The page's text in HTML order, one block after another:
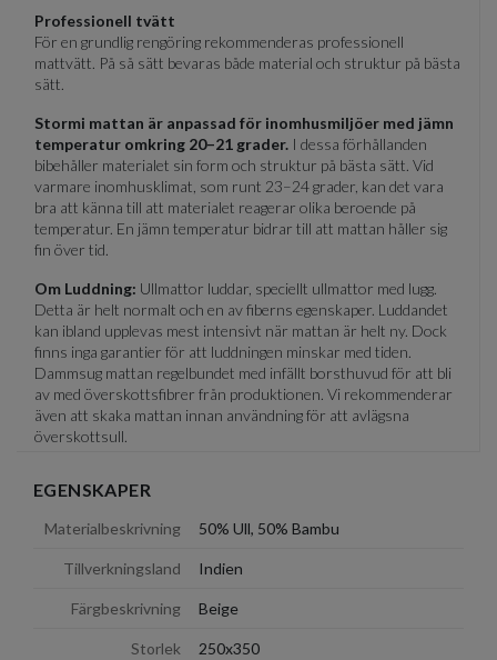
Professionell tvätt
För en grundlig rengöring rekommenderas professionell
mattvätt. På så sätt bevaras både material och struktur på bästa
sätt.
Stormi mattan är anpassad för inomhusmiljöer med jämn
temperatur omkring 20–21 grader. I dessa förhållanden
bibehåller materialet sin form och struktur på bästa sätt. Vid
varmare inomhusklimat, som runt 23–24 grader, kan det vara
bra att känna till att materialet reagerar olika beroende på
temperatur. En jämn temperatur bidrar till att mattan håller sig
fin över tid.
Om Luddning: Ullmattor luddar, speciellt ullmattor med lugg.
Detta är helt normalt och en av fiberns egenskaper. Luddandet
kan ibland upplevas mest intensivt när mattan är helt ny. Dock
finns inga garantier för att luddningen minskar med tiden.
Dammsug mattan regelbundet med infällt borsthuvud för att bli
av med överskottsfibrer från produktionen. Vi rekommenderar
även att skaka mattan innan användning för att avlägsna
överskottsull.
EGENSKAPER
Materialbeskrivning 50% Ull, 50% Bambu
Tillverkningsland Indien
Färgbeskrivning Beige
Storlek 250x350